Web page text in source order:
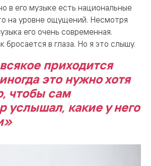
в его музыке есть национальные
на уровне ощущений. Несмотря
его очень современная.
бросается в глаза. Но я это слышу.
приходится
это нужно хотя
чтобы сам
услышал, какие у него